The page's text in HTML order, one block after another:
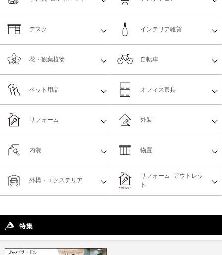
デスク インテリア雑貨
花・観葉植物 自転車
ペット用品 オフィス家具
リフォーム
リフォーム_アウトレッ
ト
物置
外構・エクステリア
外装
内装